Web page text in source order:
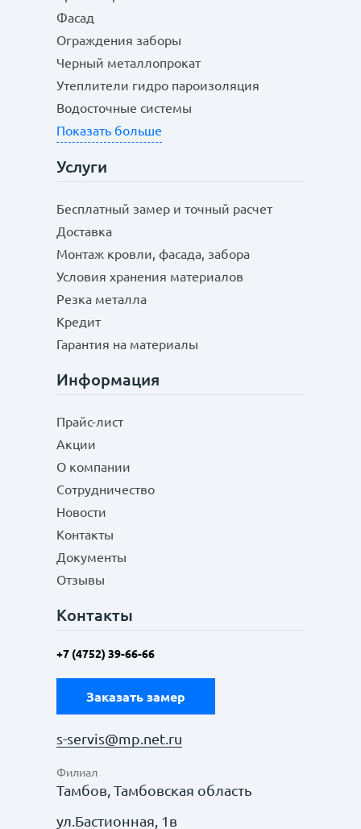
Фасад
Ограждения заборы
Черный металлопрокат
Утеплители гидро пароизоляция
Водосточные системы
Показать больше
Услуги
Бесплатный замер и точный расчет
Доставка
Монтаж кровли, фасада, забора
Условия хранения материалов
Резка металла
Кредит
Гарантия на материалы
Информация
Прайс-лист
Акции
О компании
Сотрудничество
Новости
Контакты
Документы
Отзывы
Контакты
+7 (4752) 39-66-66
Заказать замер
s-servis@mp.net.ru
Филиал
Тамбов, Тамбовская область
ул.Бастионная, 1в